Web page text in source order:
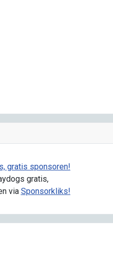
gratis,
via Sponsorkliks!